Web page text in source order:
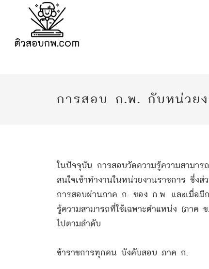
การสอบ ก.พ. กับหน่วย
ในปัจจุบัน การสอบวัดความรู้ความสามา
สนใจเข้าทำงานในหน่วยงานราชการ ซึ่ง
การสอบผ่านภาค ก. ของ ก.พ. และเมื่อ
รู้ความสามารถที่ใช้เฉพาะตำแหน่ง (ภาค
ไปตามลำดับ
ข้าราชการทุกคน บังคับสอบ ภาค ก.